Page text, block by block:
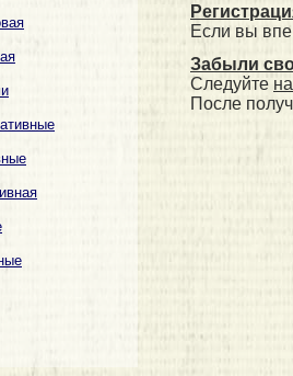
Если вы
Забыли
Следуйте
После